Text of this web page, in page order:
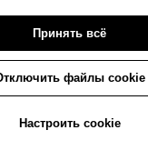
+7(473)263-20-20
– пальцевое
е. Оно позволяет
стенок
есть ли
Принять всё
файлы cookie
Настроить cookie